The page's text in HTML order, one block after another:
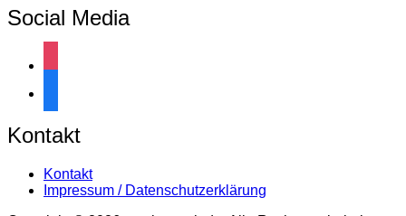
Social Media
Kontakt
Kontakt
Impressum / Datenschutzerklärung